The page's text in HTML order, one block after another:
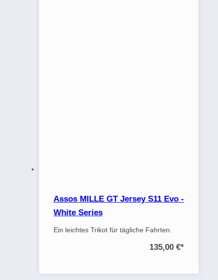
Assos MILLE GT Jersey S11 Evo -
White Series
Ein leichtes Trikot für tägliche Fahrten.
135,00 €*